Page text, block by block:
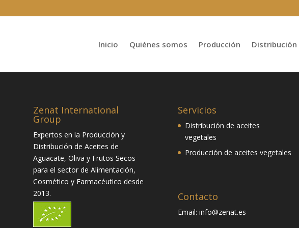
Inicio Quiénes somos Producción Distribución
Zenat International
Group
Expertos en la Producción y
Distribución de Aceites de
Aguacate, Oliva y Frutos Secos
para el sector de Alimentación,
Cosmético y Farmacéutico desde
2013.
Servicios
Distribución de aceites
vegetales
Producción de aceites vegetales
Contacto
Email: info@zenat.es